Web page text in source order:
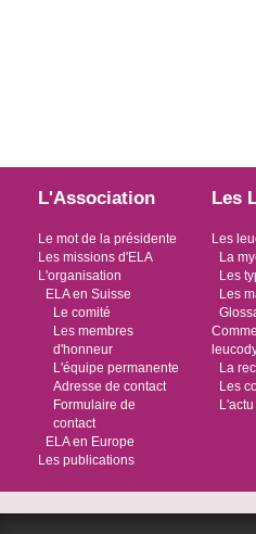
L'Association
Le mot de la présidente
Les missions d'ELA
L'organisation
ELA en Suisse
Le comité
Les membres
d'honneur
L'équipe permanente
Adresse de contact
Formulaire de
contact
ELA en Europe
Les publications
Les
Les
La
Les
Les
La
Les